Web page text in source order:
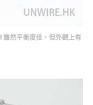
雖然平衡度佳，但外觀上有